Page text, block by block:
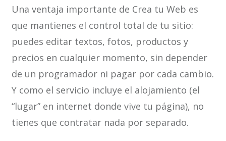
Una ventaja importante de Crea tu Web es
que mantienes el control total de tu sitio:
puedes editar textos, fotos, productos y
precios en cualquier momento, sin depender
de un programador ni pagar por cada cambio.
Y como el servicio incluye el alojamiento (el
“lugar” en internet donde vive tu página), no
tienes que contratar nada por separado.